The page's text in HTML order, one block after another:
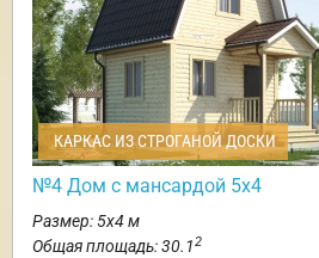
КАРКАС ИЗ СТРОГАНОЙ ДОСКИ
№4 Дом с мансардой 5х4
Размер: 5х4 м
Общая площадь: 30.12